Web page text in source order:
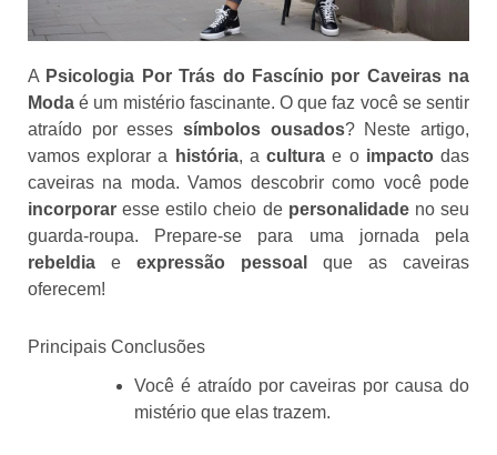
A Psicologia Por Trás do Fascínio por Caveiras na
Moda é um mistério fascinante. O que faz você se sentir
atraído por esses símbolos ousados? Neste artigo,
vamos explorar a
história, acultura e o impactodas
caveiras na moda. Vamos descobrir como você pode
incorporar esse estilo cheio de personalidadeno seu
guarda-roupa. Prepare-se para uma jornada pela
rebeldia e expressão pessoal
que as caveiras
oferecem!
Principais Conclusões
Você é atraído por caveiras por causa do
mistério que elas trazem.